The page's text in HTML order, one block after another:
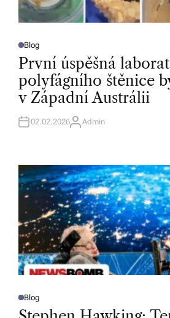
P
O
E
D
I
N
Blog
První úspěšná
polyfágního štěnice
v Západní Austrálii
02.02.2026A
R
Admin
P
O
Blog